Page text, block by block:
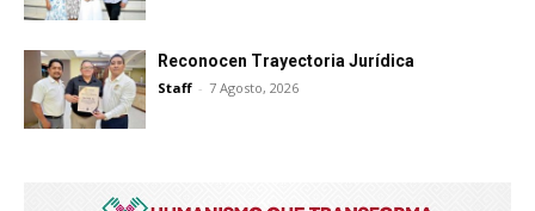
Reconocen Trayectoria Jurídica
Staff - 7 Agosto, 2026